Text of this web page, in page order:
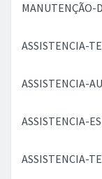
MANUTENÇÃO-
ASSISTENCIA-
ASSISTENCIA-
ASSISTENCIA-
ASSISTENCIA-